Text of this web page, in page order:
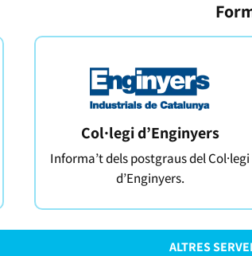
Col·legi d’Enginyers
Informa’t dels postgraus del Col·legi
d’Enginyers.
ALTRES